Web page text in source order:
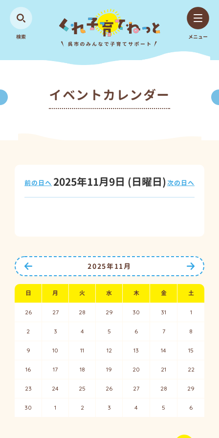
検索 メニュー
イベントカレンダー
2025年11月9日 (日曜日)
前の日へ 次の日へ
次の月
2025年11月
日 月 火 水 木 金 土
26 27 28 29 30 31 1
2 3 4 5 6 7 8
9 10 11 12 13 14 15
16 17 18 19 20 21 22
23 24 25 26 27 28 29
30 1 2 3 4 5 6